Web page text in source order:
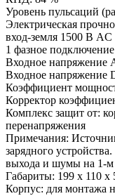
Уровень пульсаций
Электрическая
вход-земля 1500 В AC
1 фазное подключение
Входное напряжение
Входное напряжение
Коэффициент
Корректор
Комплекс защит от:
перенапряжения
Примечания:
зарядного
выхода и шумы на 1-м
Габариты: 199 x 110 x
Корпус: для монтажа